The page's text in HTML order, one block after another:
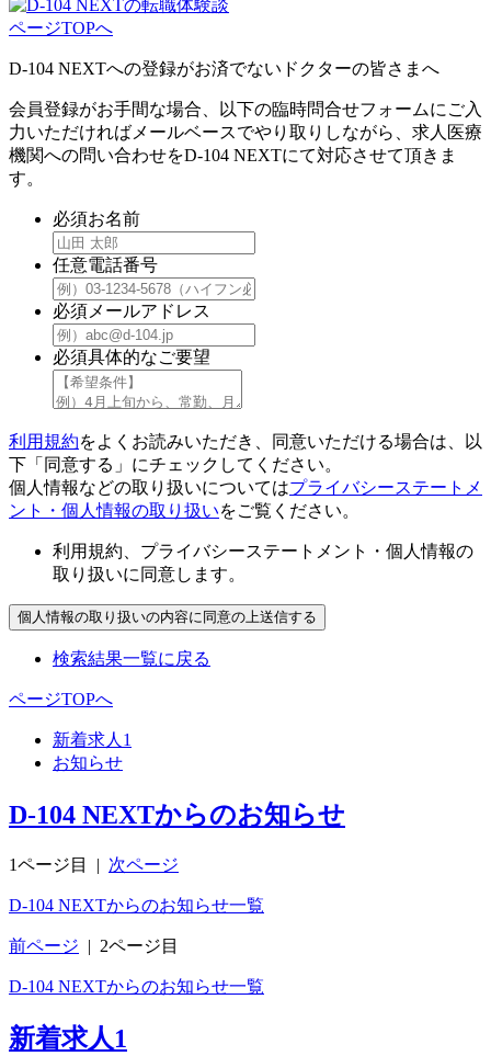
ページTOPへ
D-104 NEXTへの登録がお済でないドクターの皆さまへ
会員登録がお手間な場合、以下の臨時問合せフォームにご入
力いただければメールベースでやり取りしながら、求人医療
機関への問い合わせをD-104 NEXTにて対応させて頂きま
す。
必須お名前
任意電話番号
必須 メールアドレス
必須具体的なご要望
利用規約をよくお読みいただき、同意いただける場合は、以
下「同意する」にチェックしてください。
個人情報などの取り扱いについてはプライバシーステートメ
ント・個人情報の取り扱いをご覧ください。
利用規約、プライバシーステートメント・個人情報の
取り扱いに同意します。
検索結果一覧に戻る
ページTOPへ
新着求人 1
お知らせ
D-104 NEXTからのお知らせ
1ページ目 | 次ページ
D-104 NEXTからのお知らせ一覧
前ページ | 2ページ目
D-104 NEXTからのお知らせ一覧
新着求人1